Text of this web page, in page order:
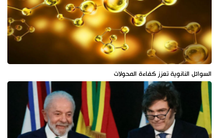
السوائل النانوية تعزز كفاءة المحولات